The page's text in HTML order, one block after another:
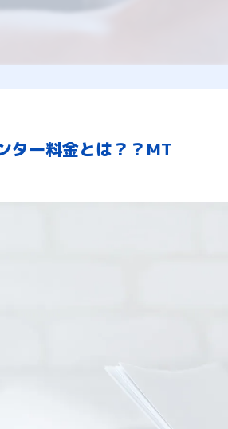
ター料金とは？？MT